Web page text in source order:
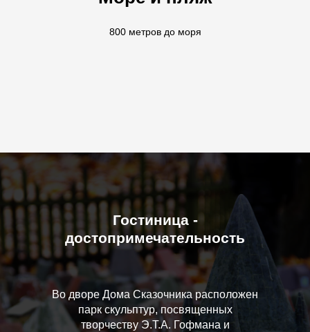
800 метров до моря
Гостиница -
достопримечательность
Во дворе Дома Сказочника расположен
парк скульптур, посвященных
творчеству Э.Т.А. Гофмана и